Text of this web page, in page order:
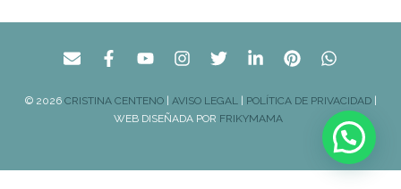
© 2026 CRISTINA CENTENO| AVISO LEGAL | POLÍTICA DE PRIVACIDAD|
WEB DISEÑADA POR FRIKYMAMA